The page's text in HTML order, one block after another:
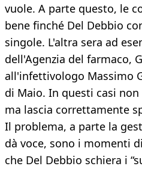
vuole. A parte questo, le
bene finché Del Debbio
singole. L'altra sera ad
dell'Agenzia del farmaco,
all'infettivologo Massimo
di Maio. In questi casi
ma lascia correttamente
Il problema, a parte la
dà voce, sono i momenti
che Del Debbio schiera i